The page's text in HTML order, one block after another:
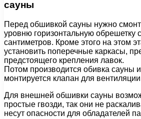
сауны
Перед обшивкой сауны нужно
уровню горизонтальную обрешетку
сантиметров. Кроме этого на этом
установить поперечные каркасы,
предстоящего крепления лавок.
Потом производится обивка сауны
монтируется клапан для
Для внешней обшивки сауны
простые гвозди, так они не
несут опасности для обладателей